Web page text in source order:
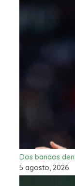
Dos bandos
5 agosto, 2026